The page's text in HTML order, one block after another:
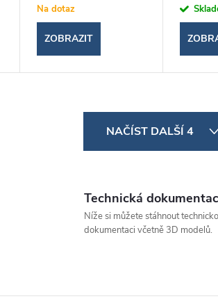
Na dotaz
ZOBRAZIT
NAČÍST DALŠÍ 4
Technická
Níže si můžete stáhnout
dokumentaci včetně 3D modelů.